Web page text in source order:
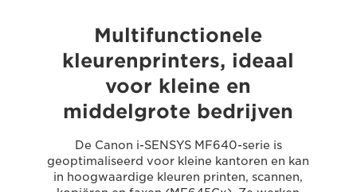
Multifunctionele
kleurenprinters, ideaal
voor kleine en
middelgrote bedrijven
De Canon i-SENSYS MF640-serie is
geoptimaliseerd voor kleine kantoren en kan
in hoogwaardige kleuren printen, scannen,